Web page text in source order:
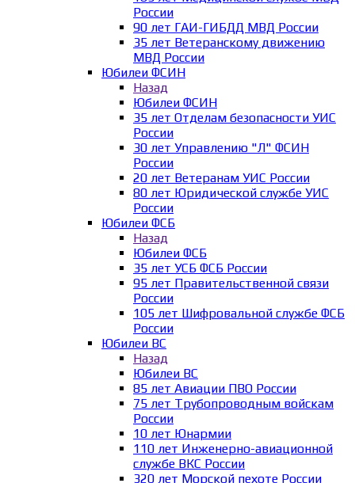
России
90 лет ГАИ-ГИБДД МВД России
35 лет Ветеранскому движению
МВД России
Юбилеи ФСИН
Назад
Юбилеи ФСИН
35 лет Отделам безопасности УИС
России
30 лет Управлению "Л" ФСИН
России
20 лет Ветеранам УИС России
80 лет Юридической службе УИС
России
Юбилеи ФСБ
Назад
Юбилеи ФСБ
35 лет УСБ ФСБ России
95 лет Правительственной связи
России
105 лет Шифровальной службе ФСБ
России
Юбилеи ВС
Назад
Юбилеи ВС
85 лет Авиации ПВО России
75 лет Трубопроводным войскам
России
10 лет Юнармии
110 лет Инженерно-авиационной
службе ВКС России
320 лет Морской пехоте России